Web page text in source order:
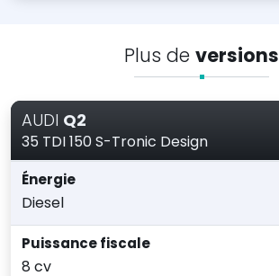
Plus de versions
AUDI Q2
35 TDI 150 S-Tronic Design
Énergie
Diesel
Puissance fiscale
8 cv